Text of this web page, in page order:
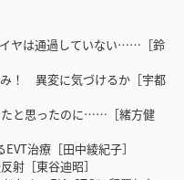
は通過していない……［鈴
！ 異変に気づけるか［宇都
と思ったのに……［緒方健
治療［田中綾紀子］
［東谷迪昭］